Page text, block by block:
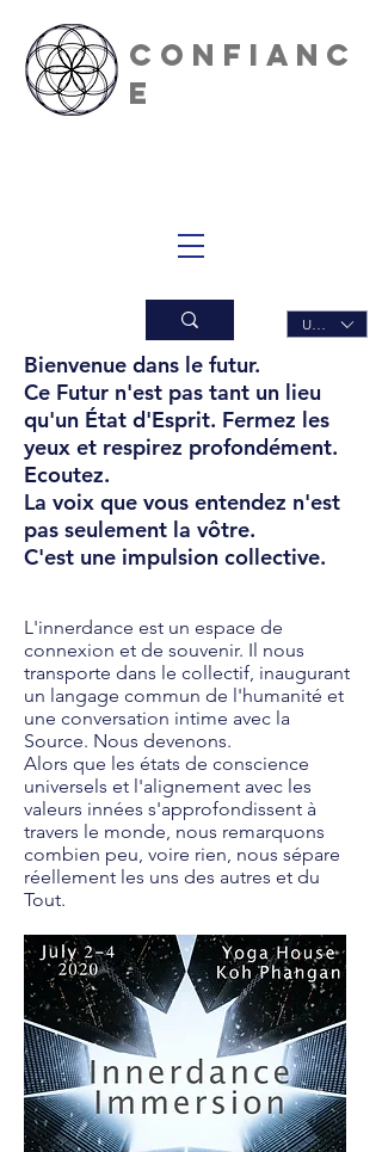
CONFIANC
E
USD ($)
Bienvenue dans le futur.
Ce Futur n'est pas tant un lieu
qu'un État d'Esprit. Fermez les
yeux et respirez profondément.
Ecoutez.
La voix que vous entendez n'est
pas seulement la vôtre.
C'est une impulsion collective.
L'innerdance est un espace de
connexion et de souvenir. Il nous
transporte dans le collectif, inaugurant
un langage commun de l'humanité et
une conversation intime avec la
Source. Nous devenons.
Alors que les états de conscience
universels et l'alignement avec les
valeurs innées s'approfondissent à
travers le monde, nous remarquons
combien peu, voire rien, nous sépare
réellement les uns des autres et du
Tout.